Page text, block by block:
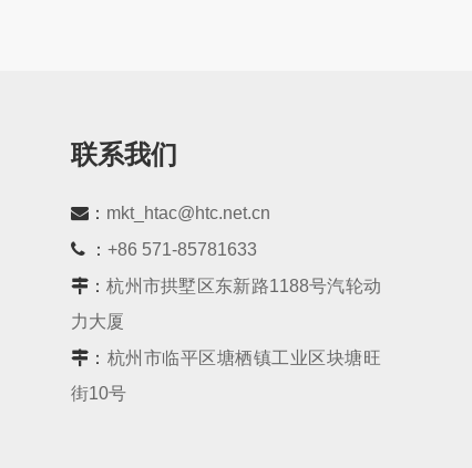
联系我们
： mkt_htac@htc.net.cn
 ： +86 571-85781633
： 杭州市拱墅区东新路1188号汽轮动
力大厦
： 杭州市临平区塘栖镇工业区块塘旺
街10号